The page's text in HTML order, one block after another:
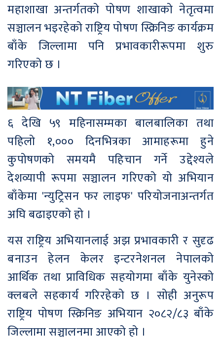
महाशाखा अन्तर्गतको पोषण शाखाको नेतृत्वमा
सञ्चालन भइरहेको राष्ट्रिय पोषण स्क्रिनिङ कार्यक्रम
बाँके जिल्लामा पनि प्रभावकारीरूपमा शुरु
गरिएको छ ।
६ देखि ५९ महिनासम्मका बालबालिका तथा
पहिलो १,००० दिनभित्रका आमाहरूमा हुने
कुपोषणको समयमै पहिचान गर्ने उद्देश्यले
देशव्यापी रूपमा सञ्चालन गरिएको यो अभियान
बाँकेमा 'न्युट्रिसन फर लाइफ' परियोजनाअन्तर्गत
अघि बढाइएको हो ।
यस राष्ट्रिय अभियानलाई अझ प्रभावकारी र सुदृढ
बनाउन हेलन केलर इन्टरनेशनल नेपालको
आर्थिक तथा प्राविधिक सहयोगमा बाँके युनेस्को
क्लबले सहकार्य गरिरहेको छ । सोही अनुरूप
राष्ट्रिय पोषण स्क्रिनिङ अभियान २०८२/८३ बाँके
जिल्लामा सञ्चालनमा आएको हो ।